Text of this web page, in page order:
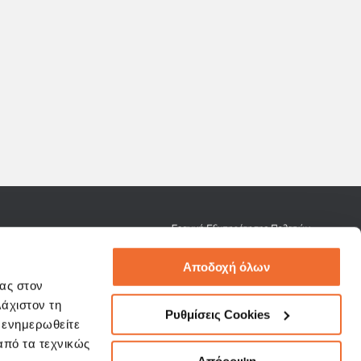
στον
τη
τα τεχνικώς
Αποδοχή όλων
Ρυθμίσεις Cookies
Όροι Χρήσης